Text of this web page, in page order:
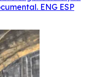
ENG ESP